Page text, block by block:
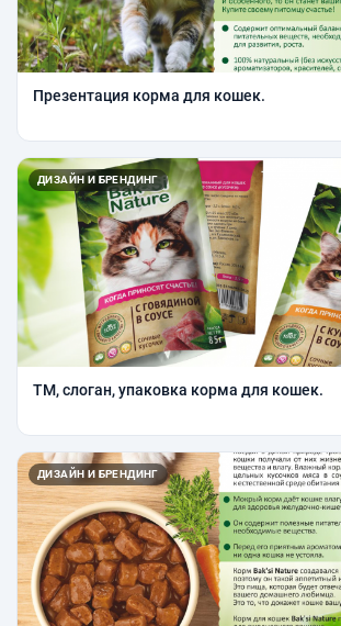
Презентация корма для кошек.
ДИЗАЙН И БРЕНДИНГ
ТМ, слоган, упаковка корма для кошек.
ДИЗАЙН И БРЕНДИНГ